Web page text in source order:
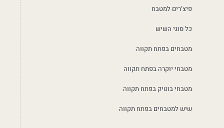
פיצ’רים למטבח
כל סוגי השיש
מטבחים בפתח תקווה
מטבחי יוקרה בפתח תקווה
מטבחי בוטיק בפתח תקווה
שיש למטבחים בפתח תקווה